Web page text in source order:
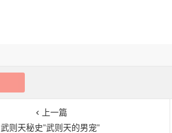
上一篇
武则天秘史”武则天的男宠”